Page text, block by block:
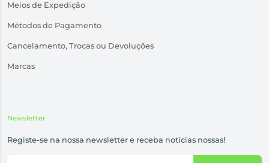
Meios de Expedição
Métodos de Pagamento
Cancelamento, Trocas ou Devoluções
Marcas
Newsletter
Registe-se na nossa newsletter e receba notícias nossas!